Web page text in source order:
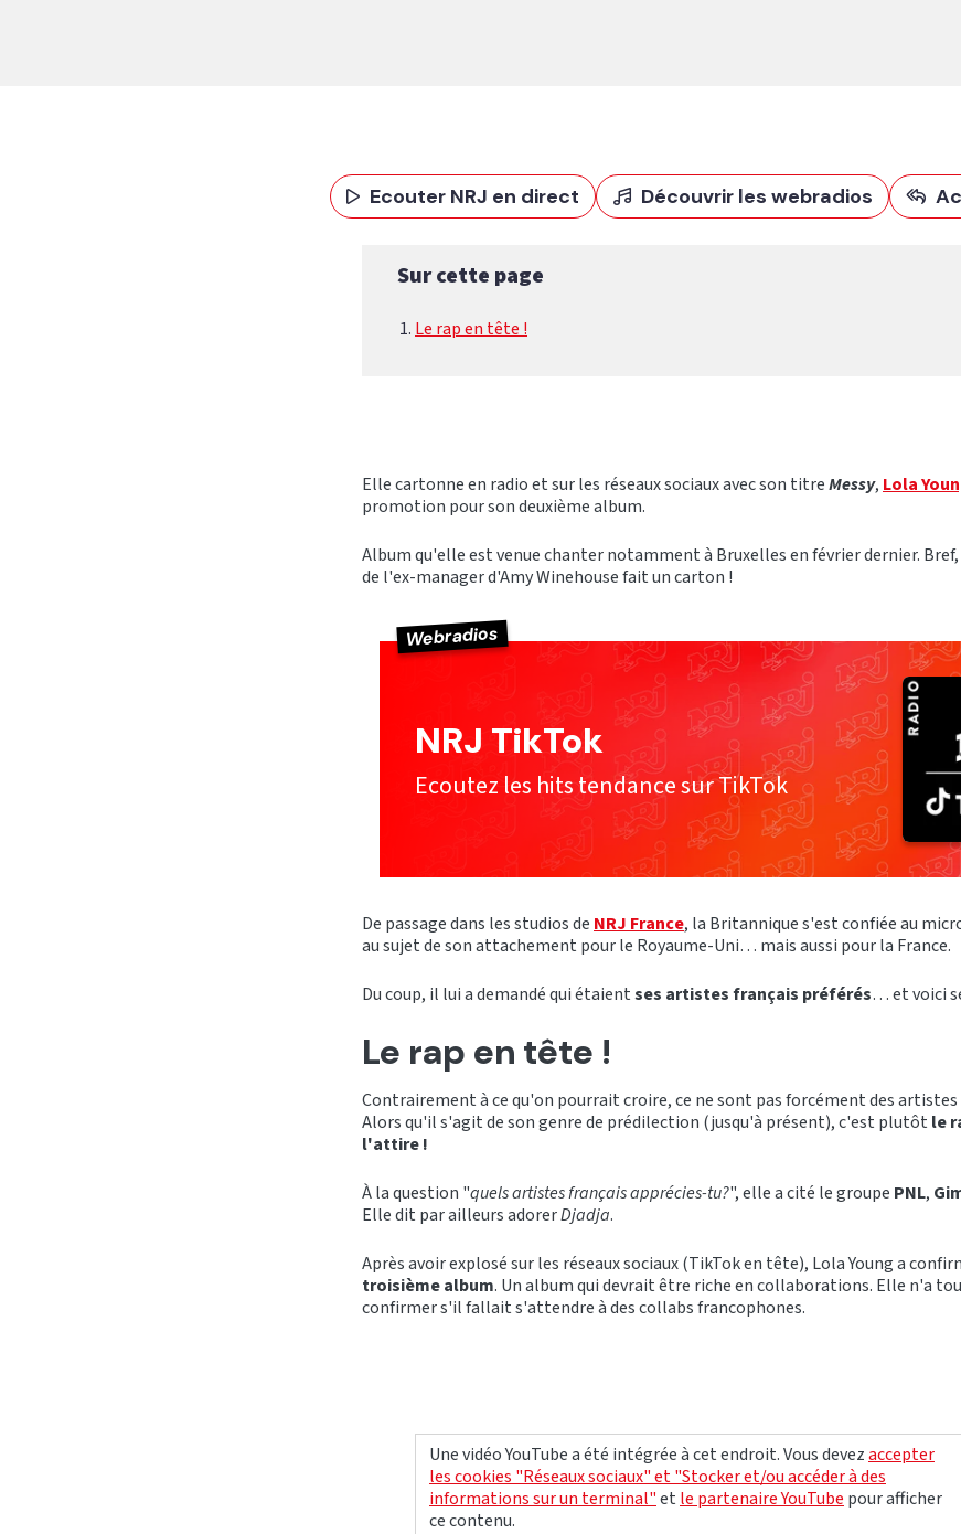
Ecouter NRJ en direct Découvrir les webradios
Sur cette page
Le rap en tête !
Elle cartonne en radio et sur les réseaux sociaux avec son titreMessy, Lola
promotion pour son deuxième album.
Album qu'elle est venue chanter notamment à Bruxelles en février dernier. Bref,
de l'ex-manager d'Amy Winehouse fait un carton !
Webradios
NRJ TikTok
Ecoutez les hits tendance sur TikTok
De passage dans les studios de NRJ France, la Britannique s'est confiée au
au sujet de son attachement pour le Royaume-Uni… mais aussi pour la France.
Du coup, il lui a demandé qui étaientses artistes français préférés… et voici
Le rap en tête !
Contrairement à ce qu'on pourrait croire, ce ne sont pas forcément des
Alors qu'il s'agit de son genre de prédilection (jusqu'à présent), c'est plutôt le
l'attire !
À la question "quels artistes français apprécies-tu?", elle a cité le groupe PNL,
Elle dit par ailleurs adorerDjadja.
Après avoir explosé sur les réseaux sociaux (TikTok en tête), Lola Young a
troisième album. Un album qui devrait être riche en collaborations. Elle n'a
confirmer s'il fallait s'attendre à des collabs francophones.
Une vidéo YouTube a été intégrée à cet endroit. Vous devezaccepter
les cookies "Réseaux sociaux" et "Stocker et/ou accéder à des
informations sur un terminal"et le partenaire YouTube pour afficher
ce contenu.